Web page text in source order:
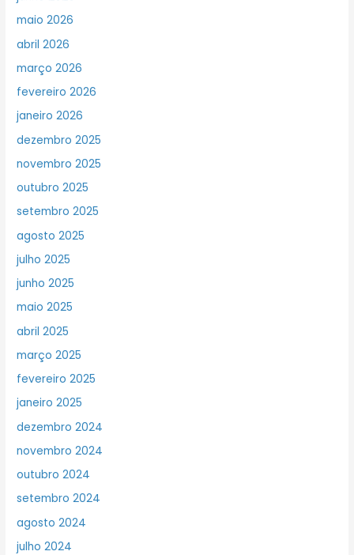
maio 2026
abril 2026
março 2026
fevereiro 2026
janeiro 2026
dezembro 2025
novembro 2025
outubro 2025
setembro 2025
agosto 2025
julho 2025
junho 2025
maio 2025
abril 2025
março 2025
fevereiro 2025
janeiro 2025
dezembro 2024
novembro 2024
outubro 2024
setembro 2024
agosto 2024
julho 2024